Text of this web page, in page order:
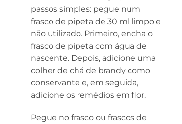
passos simples: pegue num
frasco de pipeta de 30 ml limpo e
não utilizado. Primeiro, encha o
frasco de pipeta com água de
nascente. Depois, adicione uma
colher de chá de brandy como
conservante e, em seguida,
adicione os remédios em flor.
Pegue no frasco ou frascos de